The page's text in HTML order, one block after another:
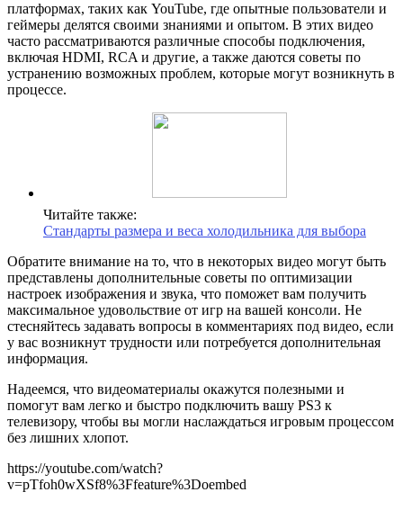
платформах, таких как YouTube, где опытные пользователи и
геймеры делятся своими знаниями и опытом. В этих видео
часто рассматриваются различные способы подключения,
включая HDMI, RCA и другие, а также даются советы по
устранению возможных проблем, которые могут возникнуть в
процессе.
Читайте также:
Стандарты размера и веса холодильника для выбора
Обратите внимание на то, что в некоторых видео могут быть
представлены дополнительные советы по оптимизации
настроек изображения и звука, что поможет вам получить
максимальное удовольствие от игр на вашей консоли. Не
стесняйтесь задавать вопросы в комментариях под видео, если
у вас возникнут трудности или потребуется дополнительная
информация.
Надеемся, что видеоматериалы окажутся полезными и
помогут вам легко и быстро подключить вашу PS3 к
телевизору, чтобы вы могли наслаждаться игровым процессом
без лишних хлопот.
https://youtube.com/watch?
v=pTfoh0wXSf8%3Ffeature%3Doembed